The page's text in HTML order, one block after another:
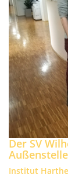
Der SV
Außenstelle
Institut